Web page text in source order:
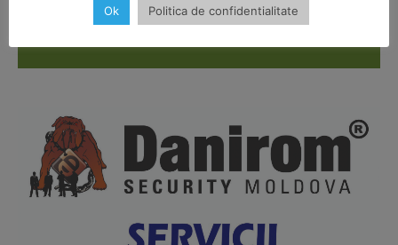
Company
Subscription Plans
My account
Ok Politica de confidentialitate